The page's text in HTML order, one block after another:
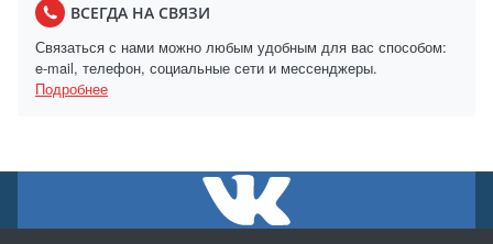
ВСЕГДА НА СВЯЗИ
Связаться с нами можно любым удобным для вас способом:
e-mail, телефон, социальные сети и мессенджеры.
Подробнее